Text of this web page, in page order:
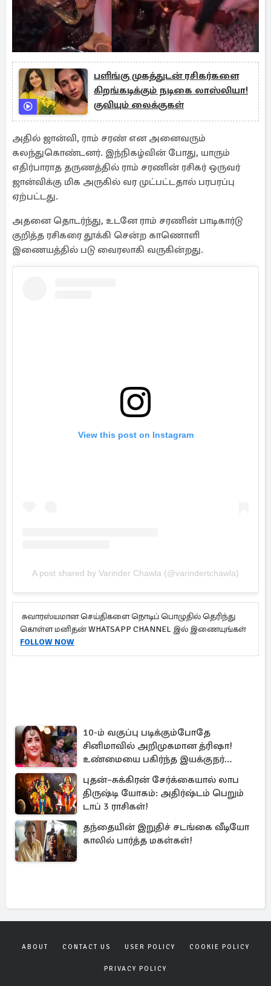
பளிங்கு முகத்துடன் ரசிகர்களை
கிறங்கடிக்கும் நடிகை லாஸ்லியா!
குவியும் லைக்குகள்
அதில் ஜான்வி, ராம் சரண் என அனைவரும்
கலந்துகொண்டனர். இந்நிகழ்வின் போது, யாரும்
எதிர்பாராத தருணத்தில் ராம் சரணின் ரசிகர் ஒருவர்
ஜான்விக்கு மிக அருகில் வர முட்பட்டதால் பரபரப்பு
ஏற்பட்டது.
அதனை தொடர்ந்து, உடனே ராம் சரணின் பாடிகார்டு
குறித்த ரசிகரை தூக்கி சென்ற காணொளி
இணையத்தில் படு வைரலாகி வருகின்றது.
View this post on Instagram
A post shared by Varinder Chawla (@varindertchawla)
சுவாரஸ்யமான செய்திகளை நொடிப் பொழுதில் தெரிந்து
கொள்ள மனிதன் WHATSAPP CHANNEL இல் இணையுங்கள்
FOLLOW NOW
10-ம் வகுப்பு படிக்கும்போதே
சினிமாவில் அறிமுகமான த்ரிஷா!
உண்மையை பகிர்ந்த இயக்குநர்
பிரவீன் காந்தி
புதன்–சுக்கிரன் சேர்க்கையால் லாப
திருஷ்டி யோகம்: அதிர்ஷ்டம் பெறும்
டாப் 3 ராசிகள்!
தந்தையின் இறுதிச் சடங்கை வீடியோ
காலில் பார்த்த மகள்கள்!
ABOUT CONTACT US USER POLICY COOKIE POLICY
PRIVACY POLICY